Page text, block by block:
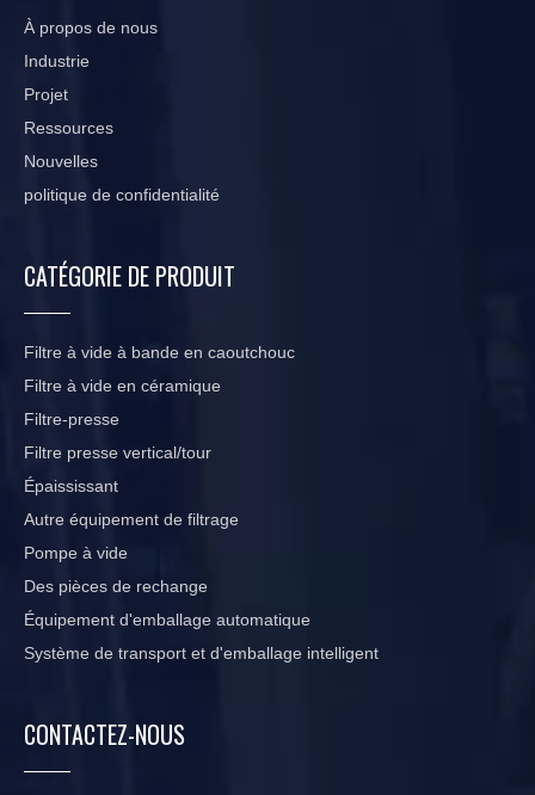
À propos de nous
Industrie
Projet
Ressources
Nouvelles
politique de confidentialité
CATÉGORIE DE PRODUIT
Filtre à vide à bande en caoutchouc
Filtre à vide en céramique
Filtre-presse
Filtre presse vertical/tour
Épaississant
Autre équipement de filtrage
Pompe à vide
Des pièces de rechange
Équipement d'emballage automatique
Système de transport et d'emballage intelligent
CONTACTEZ-NOUS